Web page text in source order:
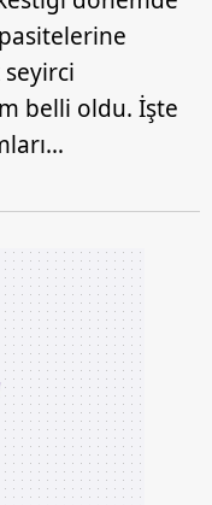
belli oldu. İşte